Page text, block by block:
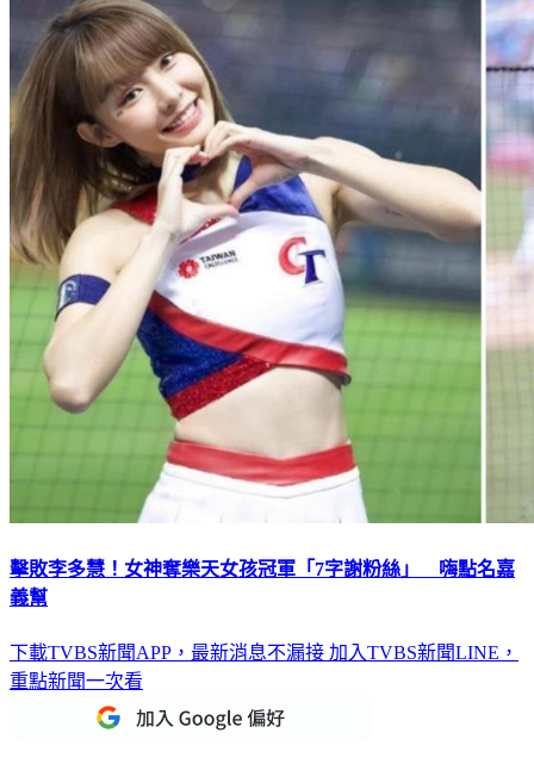
擊敗李多慧！女神奪樂天女孩冠軍「7字謝粉絲」 嗨點名嘉
義幫
下載TVBS新聞APP，最新消息不漏接 加入TVBS新聞LINE，
重點新聞一次看